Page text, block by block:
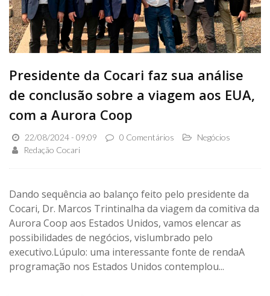
Presidente da Cocari faz sua análise
de conclusão sobre a viagem aos EUA,
com a Aurora Coop
22/08/2024 - 09:09 0 Comentários
Negócios
Redação Cocari
Dando sequência ao balanço feito pelo presidente da
Cocari, Dr. Marcos Trintinalha da viagem da comitiva da
Aurora Coop aos Estados Unidos, vamos elencar as
possibilidades de negócios, vislumbrado pelo
executivo.Lúpulo: uma interessante fonte de rendaA
programação nos Estados Unidos contemplou...